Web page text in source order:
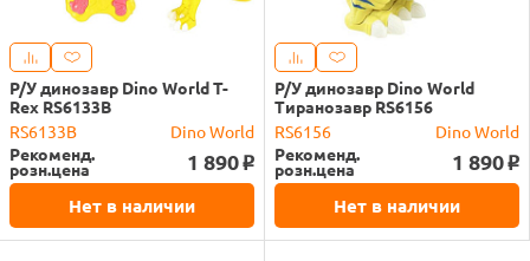
Р/У динозавр Dino World T-
Rex RS6133B
RS6133B
Dino World
Рекоменд.
розн.цена 1 890 o
Нет в наличии
Р/У динозавр Dino World
Тиранозавр RS6156
RS6156
Dino World
Рекоменд.
розн.цена 1 890 o
Нет в наличии